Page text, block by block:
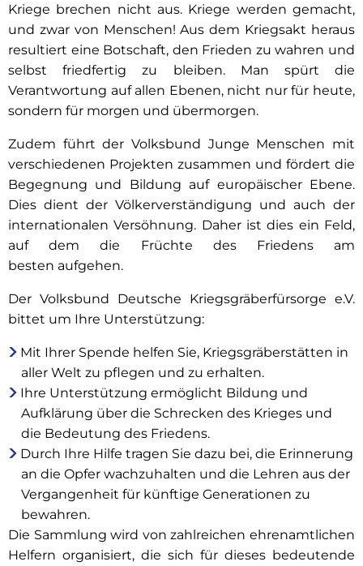
Kriege brechen nicht aus. Kriege werden gemacht,
und zwar von Menschen! Aus dem Kriegsakt heraus
resultiert eine Botschaft, den Frieden zu wahren und
selbst friedfertig zu bleiben. Man spürt die
Verantwortung auf allen Ebenen, nicht nur für heute,
sondern für morgen und übermorgen.
Zudem führt der Volksbund Junge Menschen mit
verschiedenen Projekten zusammen und fördert die
Begegnung und Bildung auf europäischer Ebene.
Dies dient der Völkerverständigung und auch der
internationalen Versöhnung. Daher ist dies ein Feld,
auf dem die Früchte des Friedens am
besten aufgehen.
Der Volksbund Deutsche Kriegsgräberfürsorge e.V.
bittet um Ihre Unterstützung:
Mit Ihrer Spende helfen Sie, Kriegsgräberstätten in
aller Welt zu pflegen und zu erhalten.
Ihre Unterstützung ermöglicht Bildung und
Aufklärung über die Schrecken des Krieges und
die Bedeutung des Friedens.
Durch Ihre Hilfe tragen Sie dazu bei, die Erinnerung
an die Opfer wachzuhalten und die Lehren aus der
Vergangenheit für künftige Generationen zu
bewahren.
Die Sammlung wird von zahlreichen ehrenamtlichen
Helfern organisiert, die sich für dieses bedeutende